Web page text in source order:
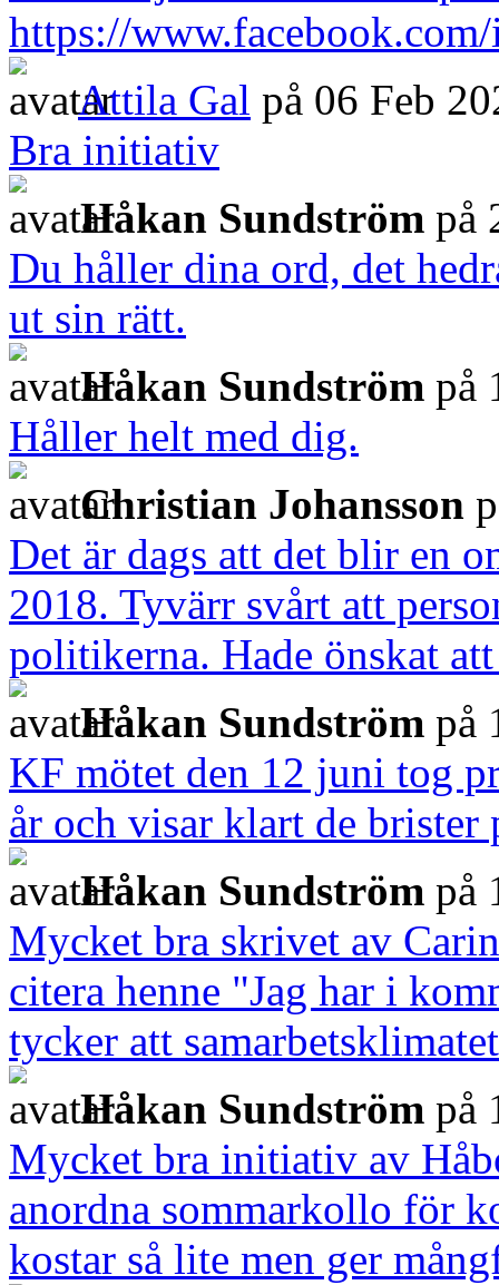
https://
Attila Gal på 06 Feb
Bra initiativ
Håkan Sundström på
Du håller dina ord, det
ut sin rätt.
Håkan Sundström på
Håller helt med dig.
Christian Johansson
Det är dags att det blir en
2018. Tyvärr svårt att
politikerna. Hade önskat
Håkan Sundström på
KF mötet den 12 juni tog
år och visar klart de brister
Håkan Sundström på
Mycket bra skrivet av
citera henne "Jag har i
tycker att
Håkan Sundström på
Mycket bra initiativ av
anordna sommarkollo för
kostar så lite men ger